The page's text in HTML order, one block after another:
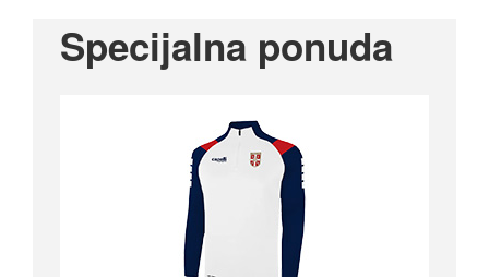
Specijalna ponuda